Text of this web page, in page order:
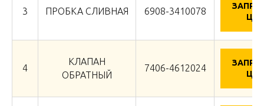
3 ПРОБКА СЛИВНАЯ 6908-3410078
4
КЛАПАН
ОБРАТНЫЙ
7406-4612024